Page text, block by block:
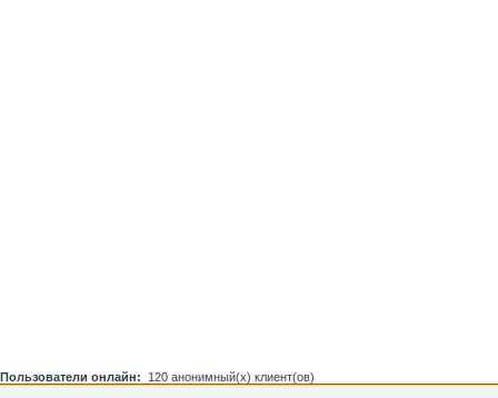
Пользователи онлайн: 120 анонимный(х) клиент(ов)